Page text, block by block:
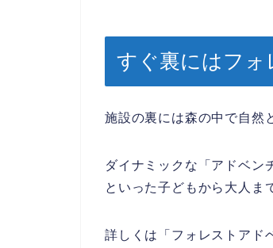
すぐ裏にはフォ
施設の裏には森の中で自然
ダイナミックな「アドベン
といった子どもから大人ま
詳しくは「フォレストアド